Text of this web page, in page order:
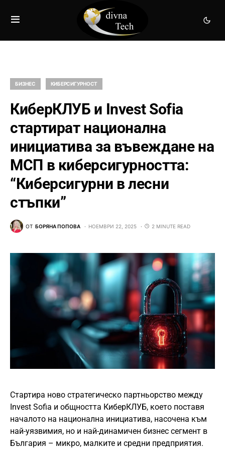
БИЗНЕС КИБЕРСИГУРНОСТ
КиберКЛУБ и Invest Sofia
стартират национална
инициатива за въвеждане на
МСП в киберсигурността:
“Киберсигурни в лесни
стъпки”
ОТ БОРЯНА ПОПОВА НОЕМВРИ 22, 2025 2 MINUTE READ
Стартира ново стратегическо партньорство между
Invest Sofia и общността КиберКЛУБ, което поставя
началото на национална инициатива, насочена към
най-уязвимия, но и най-динамичен бизнес сегмент в
България – микро, малките и средни предприятия.